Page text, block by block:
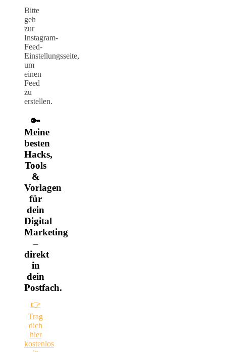
Bitte
geh
zur
Instagram-
Feed-
Einstellungsseite,
um
einen
Feed
zu
erstellen.
🔑
Meine
besten
Hacks,
Tools
&
Vorlagen
für
dein
Digital
Marketing
–
direkt
in
dein
Postfach.
👉
Trag
dich
hier
kostenlos